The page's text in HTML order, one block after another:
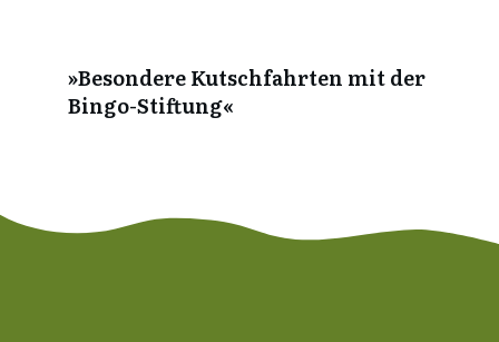
»Besondere Kutschfahrten mit der
Bingo-Stiftung«